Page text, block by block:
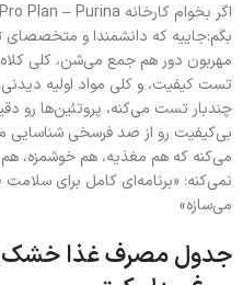
بگم:جاییه که دانشمندا و متخصصای
مهربون دور هم جمع می‌شن، کلی کلاه
تست کیفیت، و کلی مواد اولیه
چندبار تست می‌کنه، پروتئین‌ها رو
بی‌کیفیت رو از صد فرسخی شناسایی
می‌کنه که هم مغذیه، هم خوشمزه،
نمی‌کنه؛ «برنامه‌ای کامل برای
می‌سازه»
جدول مصرف غذا خشک